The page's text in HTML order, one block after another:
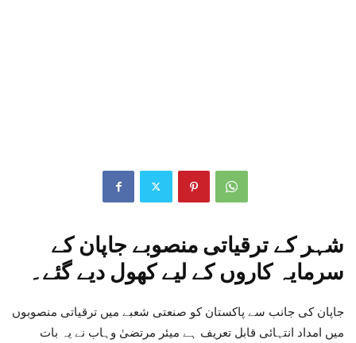
شہر کے ترقیاتی منصوبے جاپان کے
سرمایہ کاروں کے لیے کھول دیے گئے۔
جاپان کی جانب سے پاکستان کو صنعتی شعبے میں ترقیاتی منصوبوں
میں امداد انتہائی قابل تعریف ہے میئر مرتضیٰ وہاب نے یہ بات